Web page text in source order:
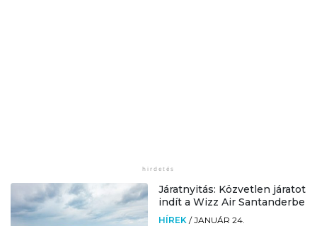
Járatnyitás: Közvetlen járatot
indít a Wizz Air Santanderbe
HÍREK /JANUÁR 24.